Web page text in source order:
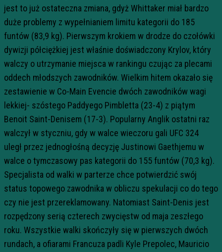
jest to już ostateczna zmiana, gdyż Whittaker miał bardzo
duże problemy z wypełnianiem limitu kategorii do 185
funtów (83,9 kg). Pierwszym krokiem w drodze do czołówki
dywizji półciężkiej jest właśnie doświadczony Krylov, który
walczy o utrzymanie miejsca w rankingu czując za plecami
oddech młodszych zawodników. Wielkim hitem okazało się
zestawienie w Co-Main Evencie dwóch zawodników wagi
lekkiej- szóstego Paddyego Pimbletta (23-4) z piątym
Benoit Saint-Denisem (17-3). Popularny Anglik ostatni raz
walczył w styczniu, gdy w walce wieczoru gali UFC 324
uległ przez jednogłośną decyzję Justinowi Gaethjemu w
walce o tymczasowy pas kategorii do 155 funtów (70,3 kg).
Specjalista od walki w parterze chce potwierdzić swój
status topowego zawodnika w obliczu spekulacji co do tego
czy nie jest przereklamowany. Natomiast Saint-Denis jest
rozpędzony serią czterech zwycięstw od maja zeszłego
roku. Wszystkie walki skończyły się w pierwszych dwóch
rundach, a ofiarami Francuza padli Kyle Prepolec, Mauricio